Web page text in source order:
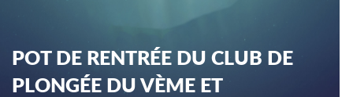
POT DE RENTRÉE DU CLUB DE
PLONGÉE DU VÈME ET